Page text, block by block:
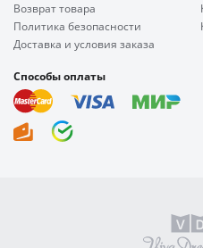
Возврат товара
Политика безопасности
Доставка и условия заказа
Способы оплаты